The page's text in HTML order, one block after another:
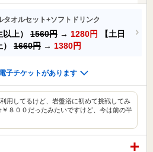
タオルセット+ソフトドリンク
以上） 1560円 → 1280円
【土日
1660円 → 1380円
子チケットがあります
用してるけど、岩盤浴に初めて挑戦してみ
￥８００だったみたいですけど、今は前の半